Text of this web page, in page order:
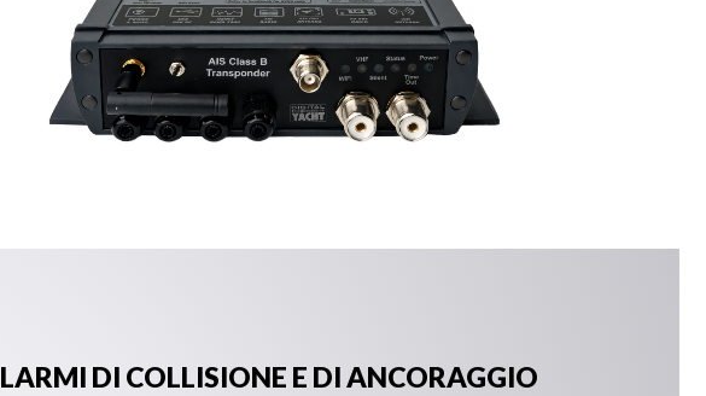
DI COLLISIONE E DI ANCORAGGIO